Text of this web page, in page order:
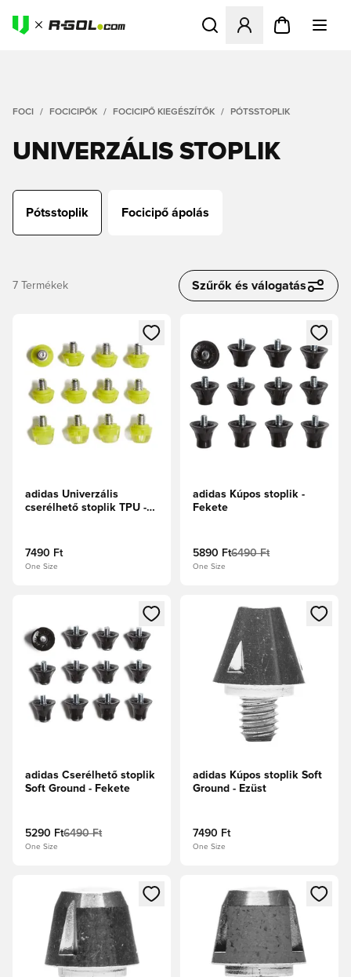
Megnyit egy modált a
FOCI FOCICIPŐK FOCICIPŐ KIEGÉSZÍTŐK PÓTSSTOPLIK
UNIVERZÁLIS STOPLIK
Pótsstoplik Focicipő ápolás
7 Termékek Szűrők és válogatás
Megnyit egy modált a bejelentkezéshez vagy a tagként
adidas Univerzális
cserélhető stoplik TPU -
7490 Ft
One Size
Megnyit egy modált a
adidas Kúpos stoplik -
Fekete
5890 Ft6490 Ft
One Size
Megnyit egy modált a bejelentkezéshez vagy a tagként
adidas Cserélhető stoplik
Soft Ground - Fekete
5290 Ft6490 Ft
One Size
Megnyit egy modált a
adidas Kúpos stoplik Soft
Ground - Ezüst
7490 Ft
One Size
Megnyit egy modált a bejelentkezéshez vagy a tagként
Megnyit egy modált a